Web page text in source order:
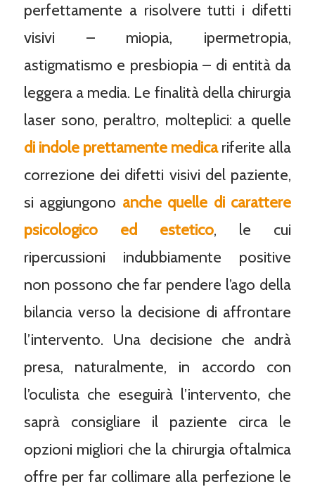
perfettamente a risolvere tutti i difetti
visivi – miopia, ipermetropia,
astigmatismo e presbiopia – di entità da
leggera a media. Le finalità della chirurgia
laser sono, peraltro, molteplici: a quelle
di indole prettamente medicariferite alla
correzione dei difetti visivi del paziente,
si aggiungono anche quelle di carattere
psicologico ed estetico, le cui
ripercussioni indubbiamente positive
non possono che far pendere l’ago della
bilancia verso la decisione di affrontare
l’intervento. Una decisione che andrà
presa, naturalmente, in accordo con
l’oculista che eseguirà l’intervento, che
saprà consigliare il paziente circa le
opzioni migliori che la chirurgia oftalmica
offre per far collimare alla perfezione le